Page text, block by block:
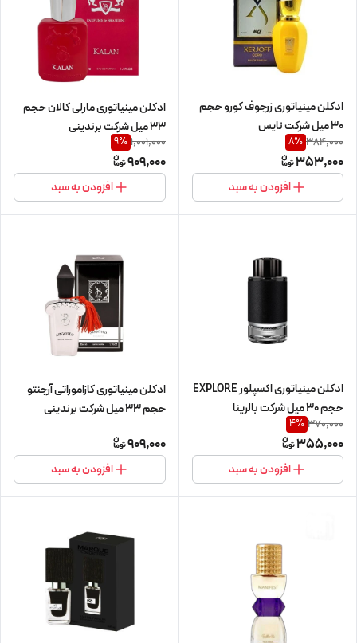
ادکلن مینیاتوری زرجوف کورو حجم
30 میل شرکت نایس
384,000
8%
353,000
افزودن به سبد
ادکلن مینیاتوری مارلی کالان حجم
33 میل شرکت برندینی
1,001,000
9%
909,000
افزودن به سبد
ادکلن مینیاتوری اکسپلور EXPLORE
حجم 30 میل شرکت بالرینا
370,000
4%
355,000
افزودن به سبد
ادکلن مینیاتوری کازاموراتی آرجنتو
حجم 33 میل شرکت برندینی
909,000
افزودن به سبد